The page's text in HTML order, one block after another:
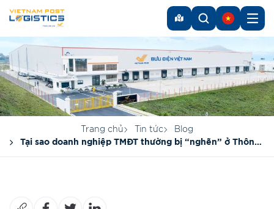
Trang chủ Tin tức
Blog
Tại sao doanh nghiệp TMĐT thường bị “nghẽn” ở Thông